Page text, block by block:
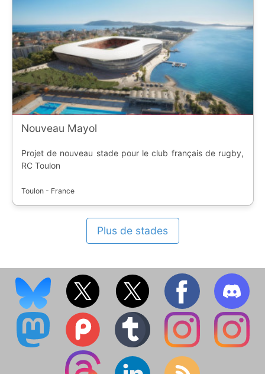
Nouveau Mayol
Projet de nouveau stade pour le club français de rugby,
RC Toulon
Toulon - France
Plus de stades